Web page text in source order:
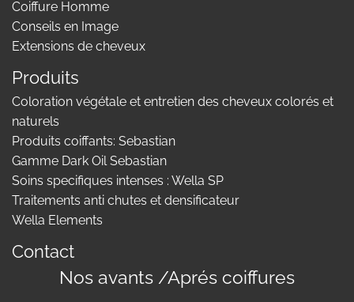
Coiffure Homme
Conseils en Image
Extensions de cheveux
Produits
Coloration végétale et entretien des cheveux colorés et
naturels
Produits coiffants: Sebastian
Gamme Dark Oil Sebastian
Soins specifiques intenses : Wella SP
Traitements anti chutes et densificateur
Wella Elements
Contact
Nos avants /Aprés coiffures